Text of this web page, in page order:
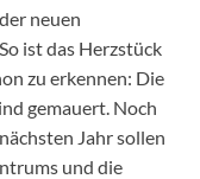
neuen
ist das Herzstück
zu erkennen: Die
gemauert. Noch
Jahr sollen
und die